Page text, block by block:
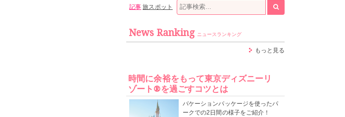
記事 旅スポット
News Ranking ニュースランキング
もっと見る
時間に余裕をもって東京ディズニーリ
ゾート®を過ごすコツとは
バケーションパッケージを使ったパ
ークでの2日間の様子をご紹介！